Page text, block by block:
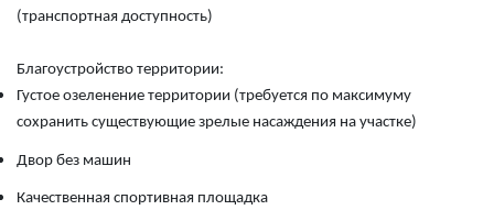
(транспортная доступность)
Благоустройство территории:
Густое озеленение территории (требуется по максимуму
сохранить существующие зрелые насаждения на участке)
Двор без машин
Качественная спортивная площадка